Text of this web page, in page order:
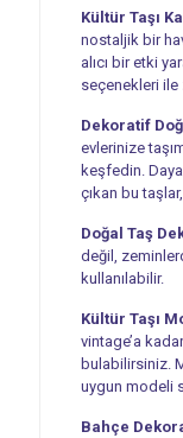
Kültür Taşı
nostaljik bir
alıcı bir etki
seçenekleri ile
Dekoratif
evlerinize
keşfedin.
çıkan bu
Doğal Taş
değil,
kullanılabilir.
Kültür Taşı
vintage’a
bulabilirsiniz.
uygun modeli
Bahçe